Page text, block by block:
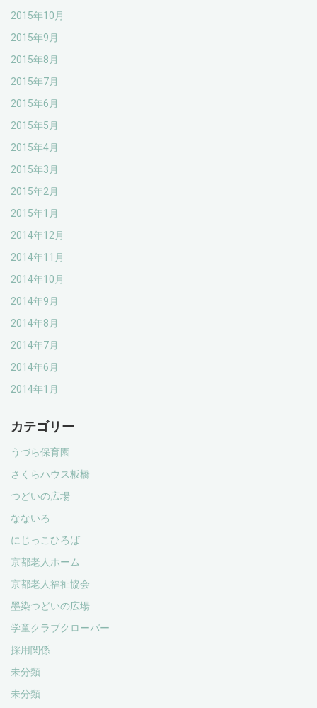
2015年10月
2015年9月
2015年8月
2015年7月
2015年6月
2015年5月
2015年4月
2015年3月
2015年2月
2015年1月
2014年12月
2014年11月
2014年10月
2014年9月
2014年8月
2014年7月
2014年6月
2014年1月
カテゴリー
うづら保育園
さくらハウス板橋
つどいの広場
なないろ
にじっこひろば
京都老人ホーム
京都老人福祉協会
墨染つどいの広場
学童クラブクローバー
採用関係
未分類
未分類